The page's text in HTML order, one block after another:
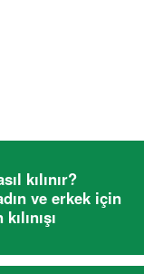
kılınır?
ve erkek için